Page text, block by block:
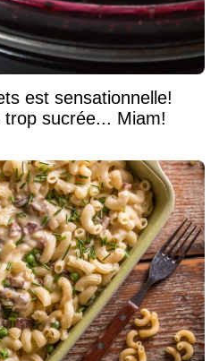
est sensationnelle!
sucrée... Miam!